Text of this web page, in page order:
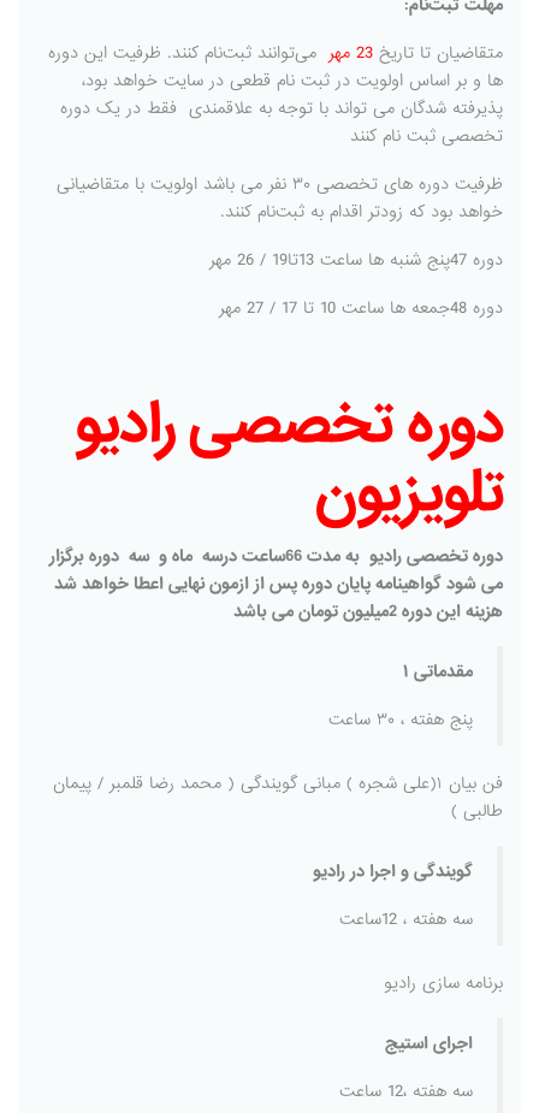
متقاضیان تا تاریخ
می‌توانند ثبت‌نام کنند. ظرفیت این دوره
ها و بر اساس اولویت در ثبت نام قطعی در سایت خواهد بود،
پذیرفته شدگان می تواند با توجه به علاقمندی فقط در یک دوره
تخصصی ثبت نام کنند
ظرفیت دوره های تخصصی ۳۰ نفر می باشد اولویت با متقاضیانی
خواهد بود که زودتر اقدام به ثبت‌نام کنند.
دوره 47پنج شنبه ها ساعت 13تا19 / 26 مهر
دوره 48جمعه ها ساعت 10 تا 17 / 27 مهر
دوره تخصصی رادیو
تلویزیون
دوره تخصصی رادیو به مدت 66ساعت درسه ماه و سه دوره برگزار
می شود گواهینامه پایان دوره پس از ازمون نهایی اعطا خواهد شد
هزینه این دوره 2میلیون تومان می باشد
مقدماتی ۱
پنج هفته ، ۳۰ ساعت
فن بیان ۱(علی شجره ) مبانی گویندگی ( محمد رضا قلمبر / پیمان
طالبی )
گویندگی و اجرا در رادیو
سه هفته ، 12ساعت
برنامه سازی رادیو
اجرای استیج
سه هفته ،12 ساعت